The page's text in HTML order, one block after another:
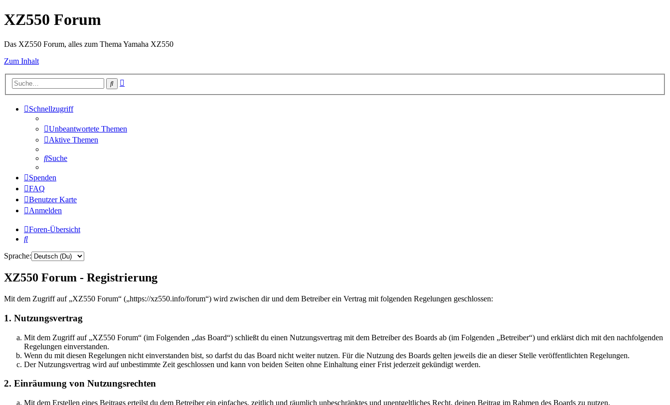
XZ550 Forum
Das XZ550 Forum, alles zum Thema Yamaha XZ550
Zum Inhalt
Suche
Schnellzugriff
Unbeantwortete Themen
Aktive Themen
Suche
Spenden
FAQ
Benutzer Karte
Anmelden
Foren-Übersicht
Suche
Sprache:
XZ550 Forum - Registrierung
Mit dem Zugriff auf „XZ550 Forum“ („https://xz550.info/forum“) wird zwischen dir und dem Betreiber ein Vertrag mit folgenden Regelungen geschlossen:
1. Nutzungsvertrag
Mit dem Zugriff auf „XZ550 Forum“ (im Folgenden „das Board“) schließt du einen Nutzungsvertrag mit dem Betreiber des Boards ab (im Folgenden „Betreiber“) und erklärst dich mit den nachfolgenden
Regelungen einverstanden.
Wenn du mit diesen Regelungen nicht einverstanden bist, so darfst du das Board nicht weiter nutzen. Für die Nutzung des Boards gelten jeweils die an dieser Stelle veröffentlichten Regelungen.
Der Nutzungsvertrag wird auf unbestimmte Zeit geschlossen und kann von beiden Seiten ohne Einhaltung einer Frist jederzeit gekündigt werden.
2. Einräumung von Nutzungsrechten
Mit dem Erstellen eines Beitrags erteilst du dem Betreiber ein einfaches, zeitlich und räumlich unbeschränktes und unentgeltliches Recht, deinen Beitrag im Rahmen des Boards zu nutzen.